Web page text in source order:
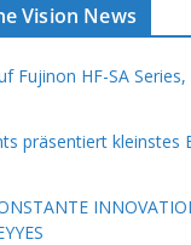
Vision News
Fujinon HF-SA Series,
präsentiert kleinstes